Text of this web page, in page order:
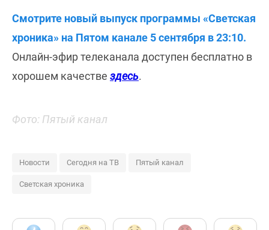
Смотрите новый выпуск программы «Светская
хроника» на Пятом канале 5 сентября в 23:10.
Онлайн-эфир телеканала доступен бесплатно в
хорошем качестве здесь.
Фото: Пятый канал
Новости Сегодня на ТВ Пятый канал
Светская хроника